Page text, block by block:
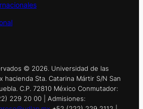
© 2026. Universidad de las
hacienda Sta. Catarina Mártir S/N San
C.P. 72810 México Conmutador:
229 20 00 | Admisiones: